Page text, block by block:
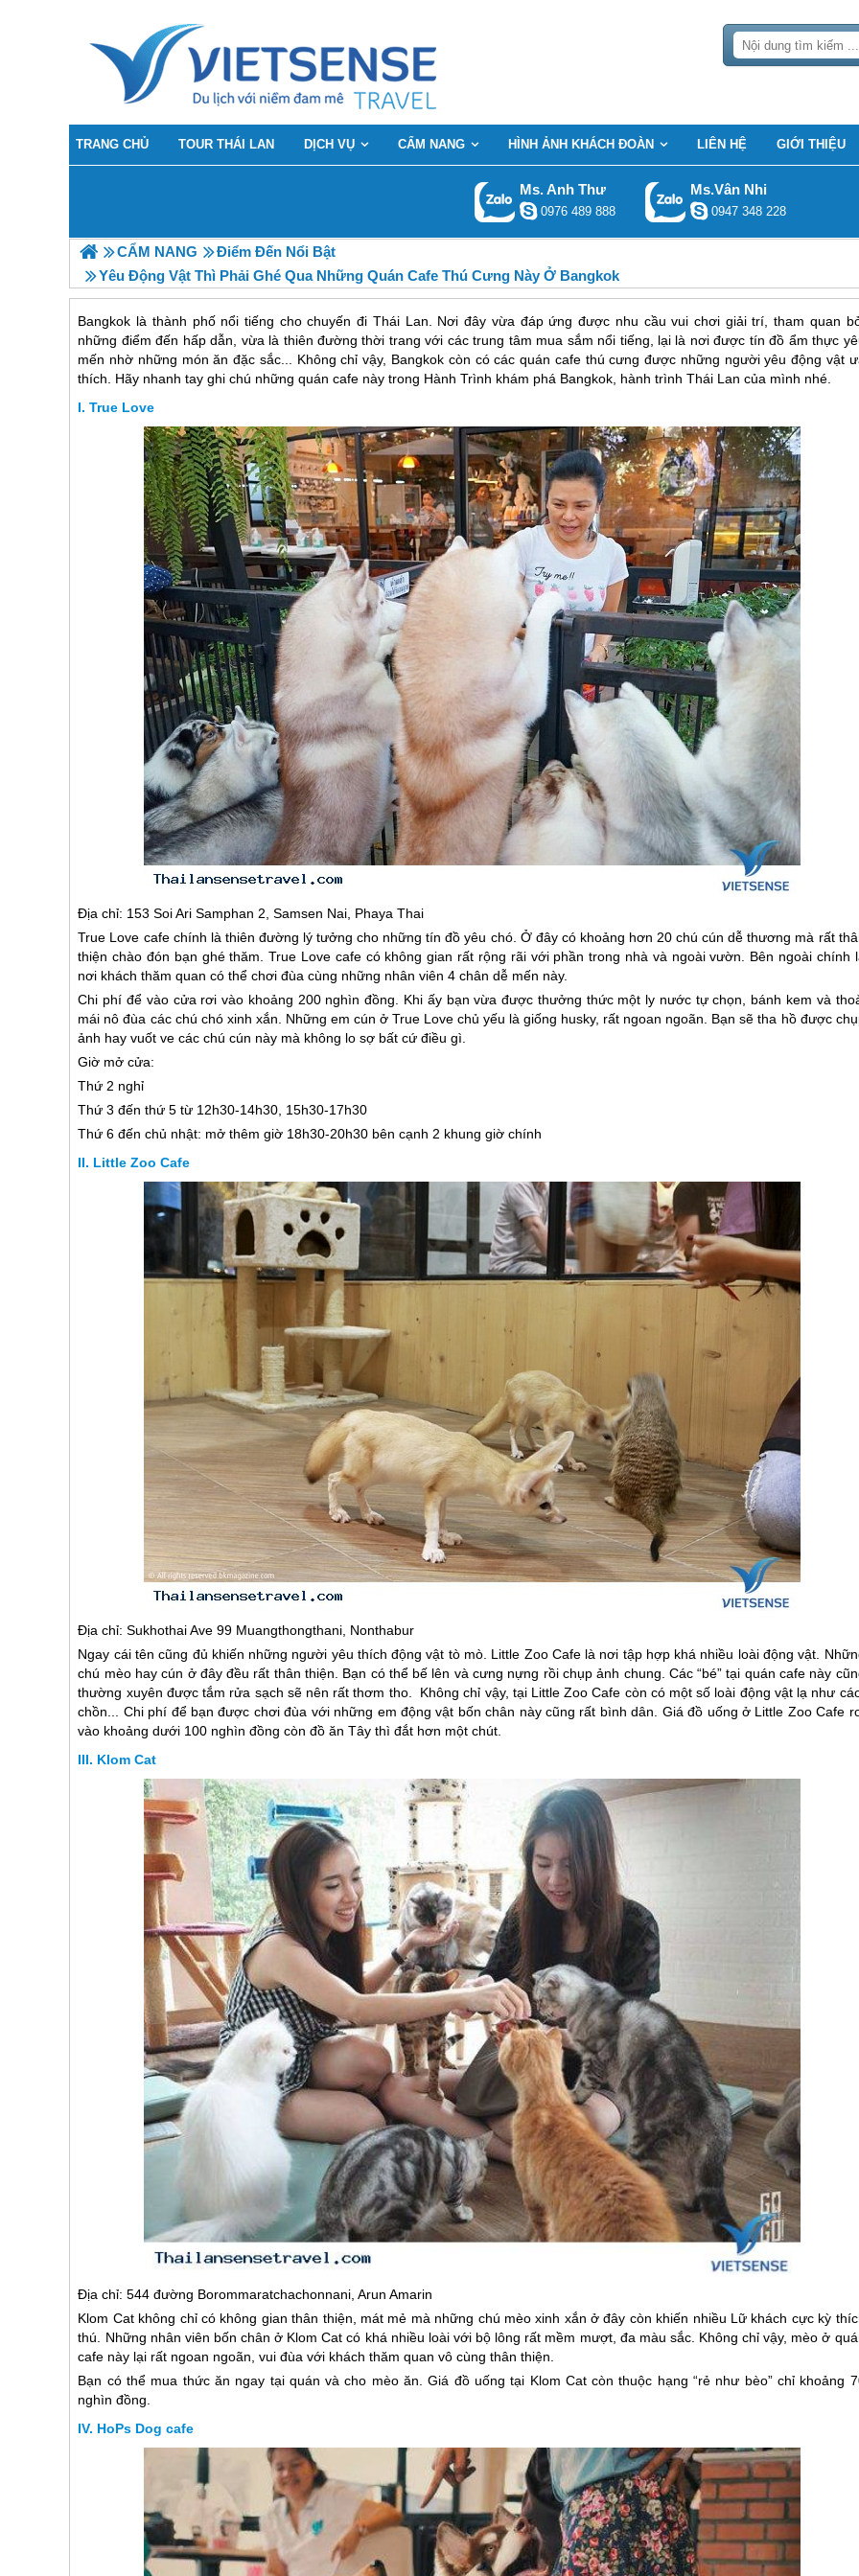
TRANG CHỦ TOUR THÁI LAN DỊCH VỤ CẨM NANG HÌNH ẢNH KHÁCH ĐOÀN LIÊN HỆ GIỚI THIỆU
Ms. Anh Thư
0976 489 888
Ms.Vân Nhi
0947 348 228
CẨM NANG
Điểm Đến Nổi Bật
Yêu Động Vật Thì Phải Ghé Qua Những Quán Cafe Thú Cưng Này Ở Bangkok
Bangkok là thành phố nổi tiếng cho chuyến đi Thái Lan. Nơi đây vừa đáp ứng được nhu cầu vui chơi giải trí, tham quan
những điểm đến hấp dẫn, vừa là thiên đường thời trang với các trung tâm mua sắm nổi tiếng, lại là nơi được tín đồ ẩm thực
mến nhờ những món ăn đặc sắc... Không chỉ vậy, Bangkok còn có các quán cafe thú cưng được những người yêu động vật
thích. Hãy nhanh tay ghi chú những quán cafe này trong Hành Trình khám phá Bangkok, hành trình Thái Lan của mình nhé.
True Love
Địa chỉ: 153 Soi Ari Samphan 2, Samsen Nai, Phaya Thai
True Love cafe chính là thiên đường lý tưởng cho những tín đồ yêu chó. Ở đây có khoảng hơn 20 chú cún dễ thương mà rất
thiện chào đón bạn ghé thăm. True Love cafe có không gian rất rộng rãi với phần trong nhà và ngoài vườn. Bên ngoài chính
nơi khách thăm quan có thể chơi đùa cùng những nhân viên 4 chân dễ mến này.
Chi phí để vào cửa rơi vào khoảng 200 nghìn đồng. Khi ấy bạn vừa được thưởng thức một ly nước tự chọn, bánh kem và
mái nô đùa các chú chó xinh xắn. Những em cún ở True Love chủ yếu là giống husky, rất ngoan ngoãn. Bạn sẽ tha hồ được
ảnh hay vuốt ve các chú cún này mà không lo sợ bất cứ điều gì.
Giờ mở cửa:
Thứ 2 nghỉ
Thứ 3 đến thứ 5 từ 12h30-14h30, 15h30-17h30
Thứ 6 đến chủ nhật: mở thêm giờ 18h30-20h30 bên cạnh 2 khung giờ chính
Little Zoo Cafe
Địa chỉ: Sukhothai Ave 99 Muangthongthani, Nonthabur
Ngay cái tên cũng đủ khiến những người yêu thích động vật tò mò. Little Zoo Cafe là nơi tập hợp khá nhiều loài động vật.
chú mèo hay cún ở đây đều rất thân thiện. Bạn có thể bế lên và cưng nựng rồi chụp ảnh chung. Các “bé” tại quán cafe này
thường xuyên được tắm rửa sạch sẽ nên rất thơm tho. Không chỉ vậy, tại Little Zoo Cafe còn có một số loài động vật lạ như
chồn... Chi phí để bạn được chơi đùa với những em động vật bốn chân này cũng rất bình dân. Giá đồ uống ở Little Zoo Cafe
vào khoảng dưới 100 nghìn đồng còn đồ ăn Tây thì đắt hơn một chút.
Klom Cat
Địa chỉ: 544 đường Borommaratchachonnani, Arun Amarin
Klom Cat không chỉ có không gian thân thiện, mát mẻ mà những chú mèo xinh xắn ở đây còn khiến nhiều Lữ khách cực kỳ
thú. Những nhân viên bốn chân ở Klom Cat có khá nhiều loài với bộ lông rất mềm mượt, đa màu sắc. Không chỉ vậy, mèo ở
cafe này lại rất ngoan ngoãn, vui đùa với khách thăm quan vô cùng thân thiện.
Bạn có thể mua thức ăn ngay tại quán và cho mèo ăn. Giá đồ uống tại Klom Cat còn thuộc hạng “rẻ như bèo” chỉ khoảng
nghìn đồng.
HoPs Dog cafe